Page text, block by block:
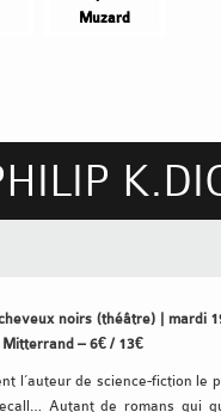
noirs (théâtre) | mardi
– 6€ / 13€
l’auteur de science-fiction le
Autant de romans qui